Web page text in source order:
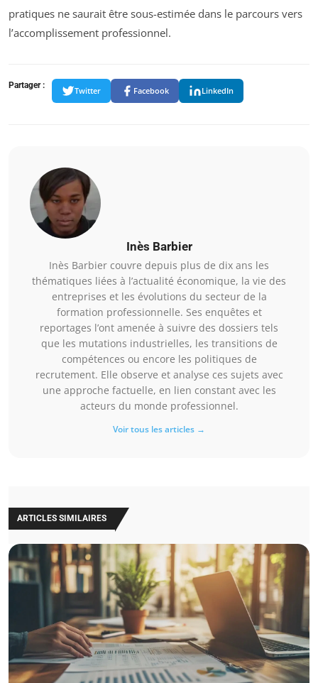
pratiques ne saurait être sous-estimée dans le parcours vers
l’accomplissement professionnel.
Partager :
Twitter Facebook LinkedIn
Inès Barbier
Inès Barbier couvre depuis plus de dix ans les
thématiques liées à l’actualité économique, la vie des
entreprises et les évolutions du secteur de la
formation professionnelle. Ses enquêtes et
reportages l’ont amenée à suivre des dossiers tels
que les mutations industrielles, les transitions de
compétences ou encore les politiques de
recrutement. Elle observe et analyse ces sujets avec
une approche factuelle, en lien constant avec les
acteurs du monde professionnel.
Voir tous les articles →
ARTICLES SIMILAIRES